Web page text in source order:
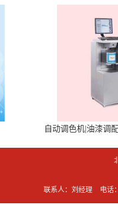
自动调色机|油漆调
联系人：刘经理 电话